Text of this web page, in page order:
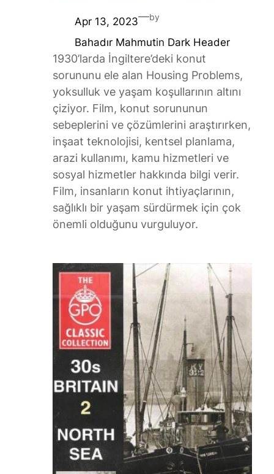
Apr 13, 2023—by
Bahadır Mahmutin Dark Header
1930’larda İngiltere’deki konut
sorununu ele alan Housing Problems,
yoksulluk ve yaşam koşullarının altını
çiziyor. Film, konut sorununun
sebeplerini ve çözümlerini araştırırken,
inşaat teknolojisi, kentsel planlama,
arazi kullanımı, kamu hizmetleri ve
sosyal hizmetler hakkında bilgi verir.
Film, insanların konut ihtiyaçlarının,
sağlıklı bir yaşam sürdürmek için çok
önemli olduğunu vurguluyor.